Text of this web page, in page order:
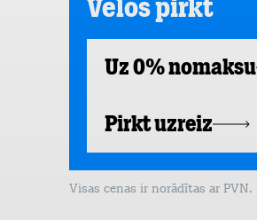
Vēlos pirkt
Uz 0% nomaksu
Pirkt uzreiz
Visas cenas ir norādītas ar PVN.